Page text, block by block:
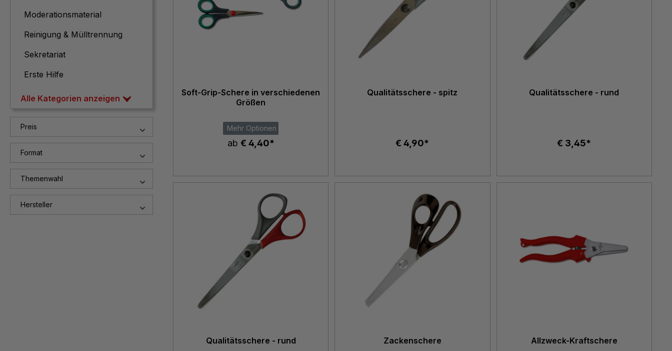
Moderationsmaterial
Reinigung & Mülltrennung
Sekretariat
Erste Hilfe
Alle Kategorien anzeigen
Preis
Format
Themenwahl
Hersteller
Soft-Grip-Schere in verschiedenen
Größen
Mehr Optionen
ab € 4,40*
Qualitätsschere - spitz
€ 4,90*
Qualitätsschere - rund
€ 3,45*
Qualitätsschere - rund Zackenschere Allzweck-Kraftschere